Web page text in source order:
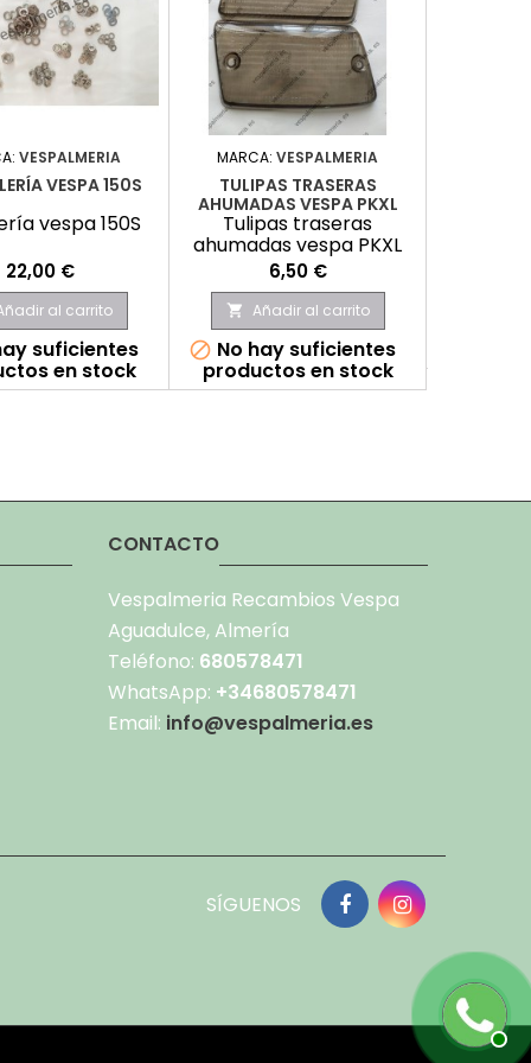
VESPALMERIA
VESPA 150S
vespa 150S
Precio
22,00 €
al carrito
suficientes
en stock
MARCA: VESPALMERIA
TULIPAS TRASERAS
AHUMADAS VESPA PKXL
Tulipas traseras
ahumadas vespa PKXL
Precio
6,50 €
 Añadir al carrito
 No hay suficientes
productos en stock
CONTACTO
Vespalmeria Recambios Vespa
Aguadulce, Almería
Teléfono: 680578471
WhatsApp: +34680578471
Email: info@vespalmeria.es
SÍGUENOS